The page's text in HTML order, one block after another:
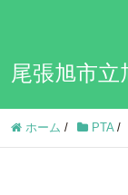
尾張旭市立
ホーム / PTA/